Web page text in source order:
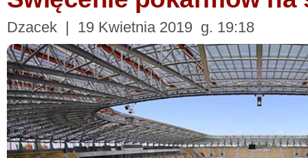
Dzacek | 19 Kwietnia 2019 g. 19:18